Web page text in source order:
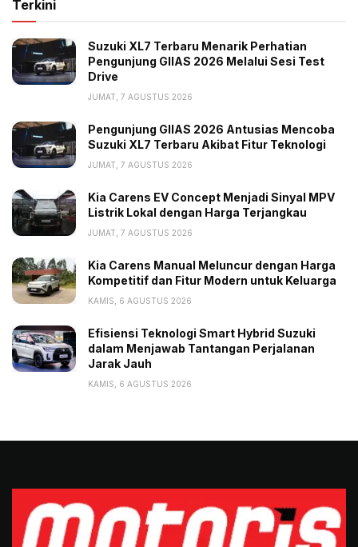
Terkini
Suzuki XL7 Terbaru Menarik Perhatian
Pengunjung GIIAS 2026 Melalui Sesi Test
Drive
JUMAT, 7 AGUSTUS 2026
Pengunjung GIIAS 2026 Antusias Mencoba
Suzuki XL7 Terbaru Akibat Fitur Teknologi
JUMAT, 7 AGUSTUS 2026
Kia Carens EV Concept Menjadi Sinyal MPV
Listrik Lokal dengan Harga Terjangkau
JUMAT, 7 AGUSTUS 2026
Kia Carens Manual Meluncur dengan Harga
Kompetitif dan Fitur Modern untuk Keluarga
KAMIS, 6 AGUSTUS 2026
Efisiensi Teknologi Smart Hybrid Suzuki
dalam Menjawab Tantangan Perjalanan
Jarak Jauh
KAMIS, 6 AGUSTUS 2026